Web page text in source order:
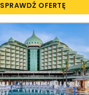
SPRAWDŹ OFERTĘ